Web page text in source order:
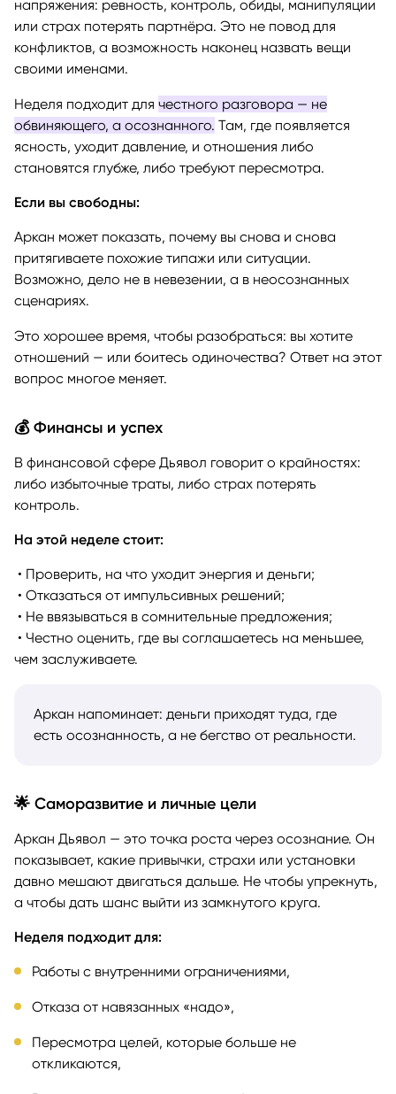
напряжения: ревность, контроль, обиды, манипуляции
или страх потерять партнёра. Это не повод для
конфликтов, а возможность наконец назвать вещи
своими именами.
Неделя подходит для честного разговора — не
обвиняющего, а осознанного. Там, где появляется
ясность, уходит давление, и отношения либо
становятся глубже, либо требуют пересмотра.
Если вы свободны:
Аркан может показать, почему вы снова и снова
притягиваете похожие типажи или ситуации.
Возможно, дело не в невезении, а в неосознанных
сценариях.
Это хорошее время, чтобы разобраться: вы хотите
отношений — или боитесь одиночества? Ответ на этот
вопрос многое меняет.
💰 Финансы и успех
В финансовой сфере Дьявол говорит о крайностях:
либо избыточные траты, либо страх потерять
контроль.
На этой неделе стоит:
• Проверить, на что уходит энергия и деньги;
• Отказаться от импульсивных решений;
• Не ввязываться в сомнительные предложения;
• Честно оценить, где вы соглашаетесь на меньшее,
чем заслуживаете.
Аркан напоминает: деньги приходят туда, где
есть осознанность, а не бегство от реальности.
🌟 Саморазвитие и личные цели
Аркан Дьявол — это точка роста через осознание. Он
показывает, какие привычки, страхи или установки
давно мешают двигаться дальше. Не чтобы упрекнуть,
а чтобы дать шанс выйти из замкнутого круга.
Неделя подходит для:
Работы с внутренними ограничениями,
Отказа от навязанных «надо»,
Пересмотра целей, которые больше не
откликаются,